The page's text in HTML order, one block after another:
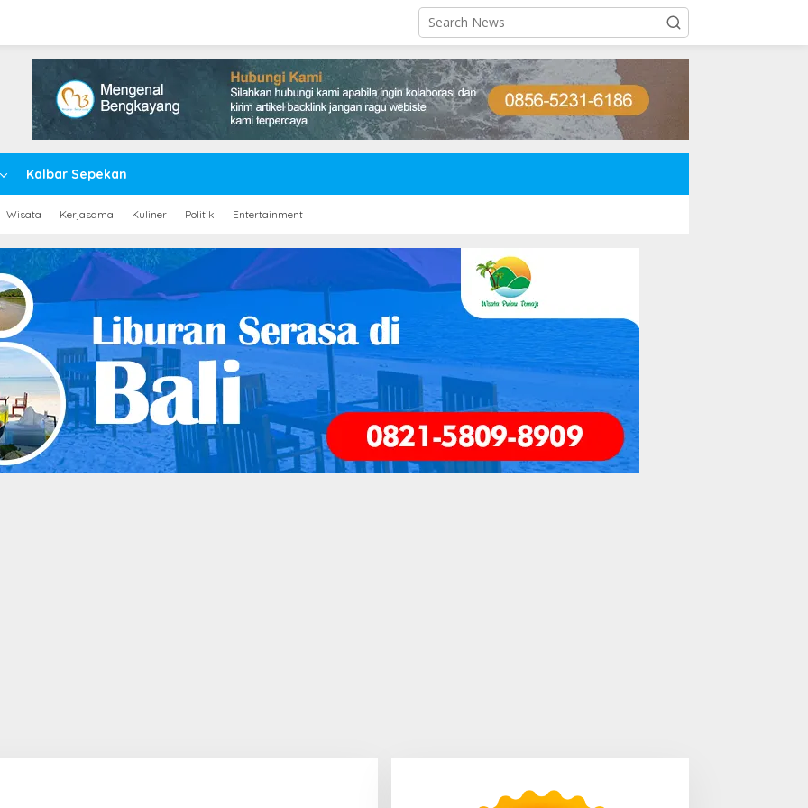
Kalbar Sepekan
Wisata Kerjasama Kuliner Politik Entertainment